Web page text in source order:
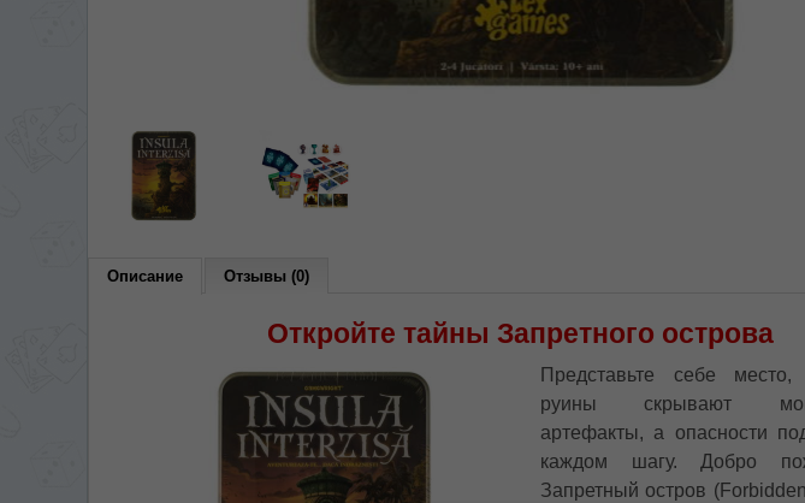
Описание Отзывы (0)
Откройте тайны Запретного острова
Представьте себе
руины скрывают
артефакты, а опасности
каждом шагу. Добро
Запретный остров
ЯЗЫК САЙТА / LIMBA SITE-ULUI
На каком языке Вы хотите просматривать наш сайт?
*Беспокоим Вас только один раз, далее сохраним Ваш выбор языка.
Vă vom deranja doar o singură dată, apoi vă vom salva alegerea limbii.
Dacă doriți să schimbați limba site-ului, puteți oricând să faceți asta în colțul din
RO RU